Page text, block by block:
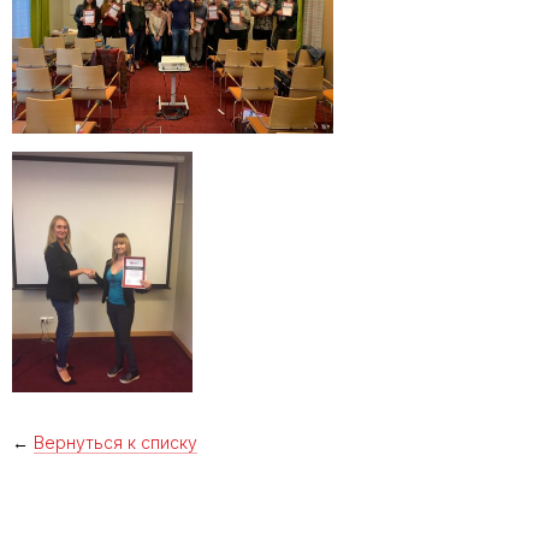
← Вернуться к списку